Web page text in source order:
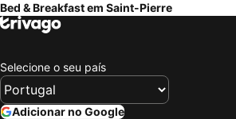
Bed & Breakfast em Saint-Pierre
Selecione o seu país
Adicionar no Google